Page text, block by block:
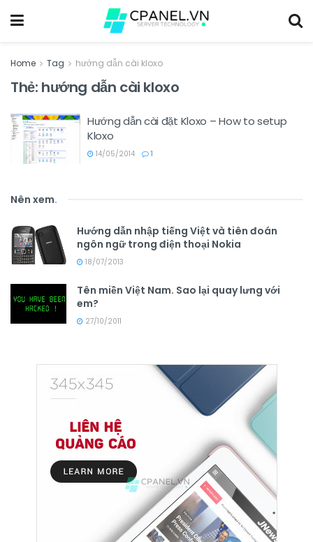
Home Tag hướng dẫn cài kloxo
Thẻ: hướng dẫn cài kloxo
Hướng dẫn cài đặt Kloxo – How to setup
Kloxo
14/05/2014 1
Nên xem.
Hướng dẫn nhập tiếng Việt và tiên đoán
ngôn ngữ trong điện thoại Nokia
18/07/2013
Tên miền Việt Nam. Sao lại quay lưng với
em?
27/10/2011